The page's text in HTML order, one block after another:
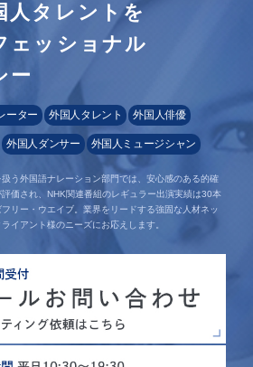
人タレントを
ェッショナル
ー
ーター 外国人タレント 外国人俳優
外国人ダンサー 外国人ミュージシャン
う外国語ナレーション部門では、安心感のある的確
価され、NHK関連番組のレギュラー出演実績は30本
リー・ウエイブ。業界をリードする強固な人材ネッ
イアント様のニーズにお応えします。